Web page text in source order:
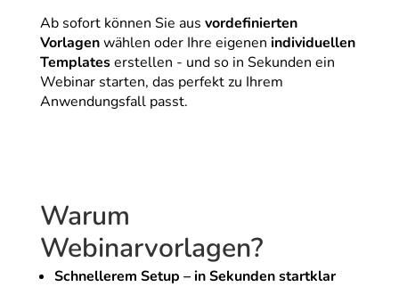
Ab sofort können Sie aus vordefinierten
Vorlagenwählen oder Ihre eigenen individuellen
Templateserstellen - und so in Sekunden ein
Webinar starten, das perfekt zu Ihrem
Anwendungsfall passt.
Warum
Webinarvorlagen?
Schnellerem Setup – in Sekunden startklar